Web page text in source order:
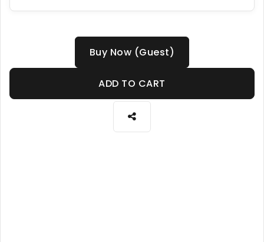
Buy Now (Guest)
ADD TO CART